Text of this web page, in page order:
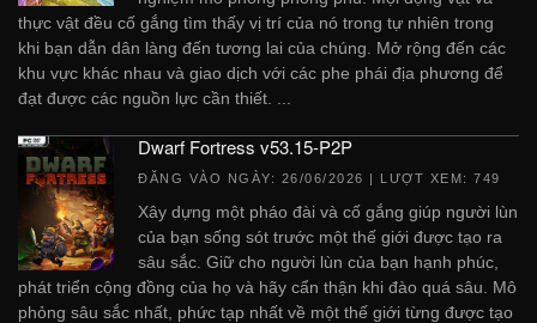
thực vật đều cố gắng tìm thấy vị trí của nó trong tự nhiên trong
khi bạn dẫn dân làng đến tương lai của chúng. Mở rộng đến các
khu vực khác nhau và giao dịch với các phe phái địa phương để
đạt được các nguồn lực cần thiết. ...
Dwarf Fortress v53.15-P2P
ĐĂNG VÀO NGÀY: 26/06/2026 | LƯỢT XEM: 749
Xây dựng một pháo đài và cố gắng giúp người lùn
của bạn sống sót trước một thế giới được tạo ra
sâu sắc. Giữ cho người lùn của bạn hạnh phúc,
phát triển cộng đồng của họ và hãy cẩn thận khi đào quá sâu. Mô
phỏng sâu sắc nhất, phức tạp nhất về một thế giới từng được tạo